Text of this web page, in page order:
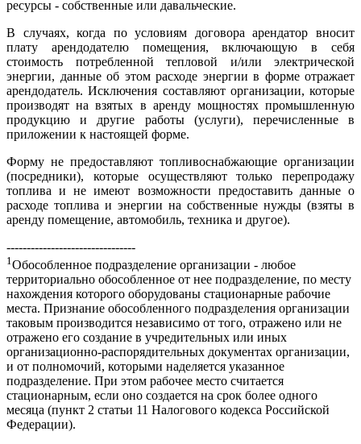
ресурсы - собственные или давальческие.
В случаях, когда по условиям договора арендатор вносит
плату арендодателю помещения, включающую в себя
стоимость потребленной тепловой и/или электрической
энергии, данные об этом расходе энергии в форме отражает
арендодатель. Исключения составляют организации, которые
производят на взятых в аренду мощностях промышленную
продукцию и другие работы (услуги), перечисленные в
приложении к настоящей форме.
Форму не предоставляют топливоснабжающие организации
(посредники), которые осуществляют только перепродажу
топлива и не имеют возможности предоставить данные о
расходе топлива и энергии на собственные нужды (взяты в
аренду помещение, автомобиль, техника и другое).
--------------------------------
1 Обособленное подразделение организации - любое
территориально обособленное от нее подразделение, по месту
нахождения которого оборудованы стационарные рабочие
места. Признание обособленного подразделения организации
таковым производится независимо от того, отражено или не
отражено его создание в учредительных или иных
организационно-распорядительных документах организации,
и от полномочий, которыми наделяется указанное
подразделение. При этом рабочее место считается
стационарным, если оно создается на срок более одного
месяца (пункт 2 статьи 11 Налогового кодекса Российской
Федерации).